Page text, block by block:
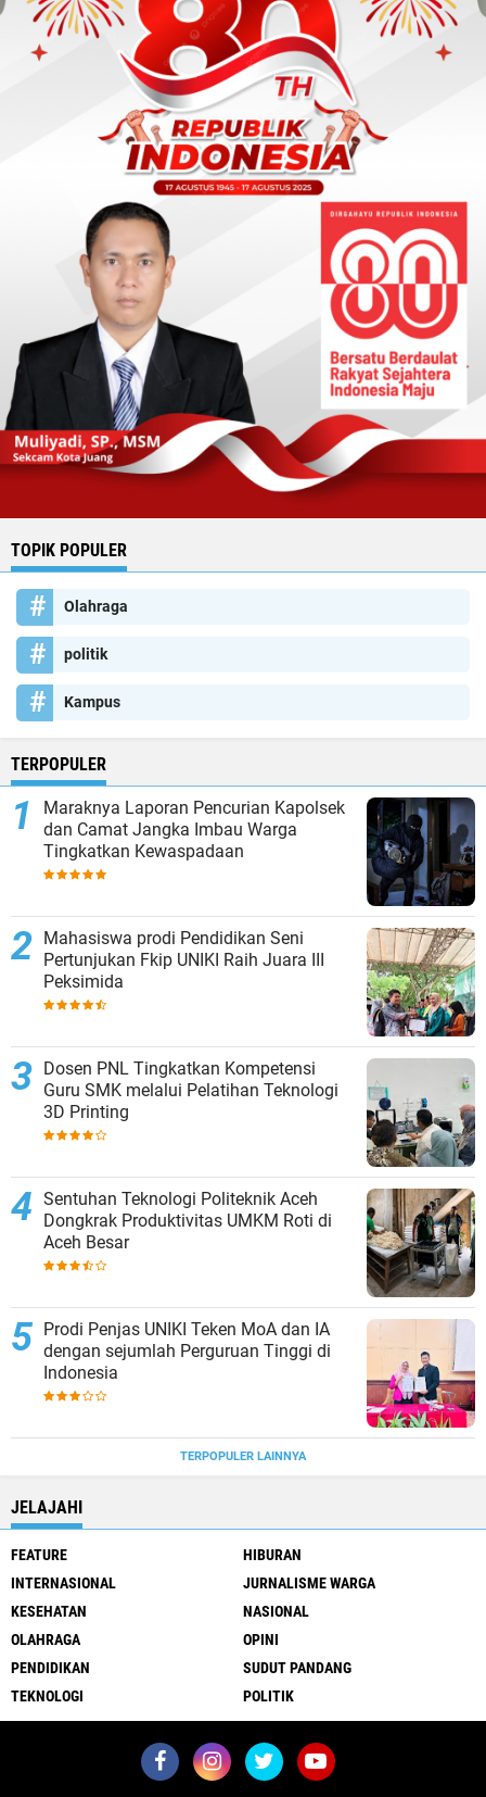
TOPIK POPULER
Olahraga
politik
Kampus
TERPOPULER
Maraknya Laporan Pencurian Kapolsek
dan Camat Jangka Imbau Warga
Tingkatkan Kewaspadaan
Mahasiswa prodi Pendidikan Seni
Pertunjukan Fkip UNIKI Raih Juara III
Peksimida
Dosen PNL Tingkatkan Kompetensi
Guru SMK melalui Pelatihan Teknologi
3D Printing
Sentuhan Teknologi Politeknik Aceh
Dongkrak Produktivitas UMKM Roti di
Aceh Besar
Prodi Penjas UNIKI Teken MoA dan IA
dengan sejumlah Perguruan Tinggi di
Indonesia
TERPOPULER LAINNYA
JELAJAHI
FEATURE
HIBURAN
INTERNASIONAL
JURNALISME WARGA
KESEHATAN
NASIONAL
OLAHRAGA
OPINI
PENDIDIKAN
SUDUT PANDANG
TEKNOLOGI
POLITIK